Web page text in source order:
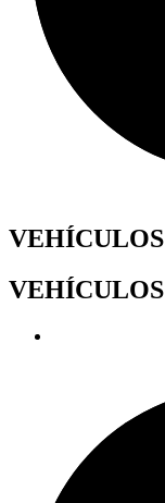
VEHÍCULOS
VEHÍCULOS